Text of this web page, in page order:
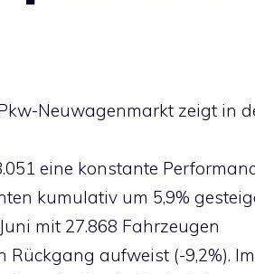
Neuwagenmarkt zeigt in
eine konstante
kumulativ um 5,9%
mit 27.868 Fahrzeugen
aufweist (-9,2%). Im